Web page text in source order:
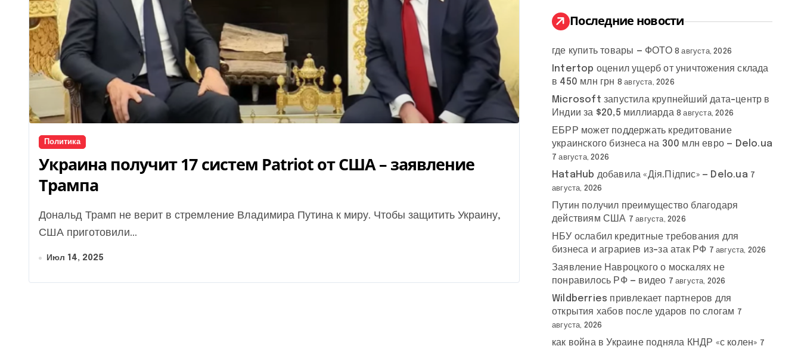
Политика
Украина получит 17 систем Patriot от США – заявление
Трампа
Дональд Трамп не верит в стремление Владимира Путина к миру. Чтобы защитить Украину,
США приготовили...
Июл 14, 2025
:
Последние новости
где купить товары — ФОТО 8 августа, 2026
Intertop оценил ущерб от уничтожения склада
в 450 млн грн 8 августа, 2026
Microsoft запустила крупнейший дата-центр в
Индии за $20,5 миллиарда 8 августа, 2026
ЕБРР может поддержать кредитование
украинского бизнеса на 300 млн евро — Delo.ua
7 августа, 2026
HataHub добавила «Дія.Підпис» — Delo.ua 7
августа, 2026
Путин получил преимущество благодаря
действиям США 7 августа, 2026
НБУ ослабил кредитные требования для
бизнеса и аграриев из-за атак РФ 7 августа, 2026
Заявление Навроцкого о москалях не
понравилось РФ — видео 7 августа, 2026
Wildberries привлекает партнеров для
открытия хабов после ударов по слогам 7
августа, 2026
как война в Украине подняла КНДР «с колен» 7